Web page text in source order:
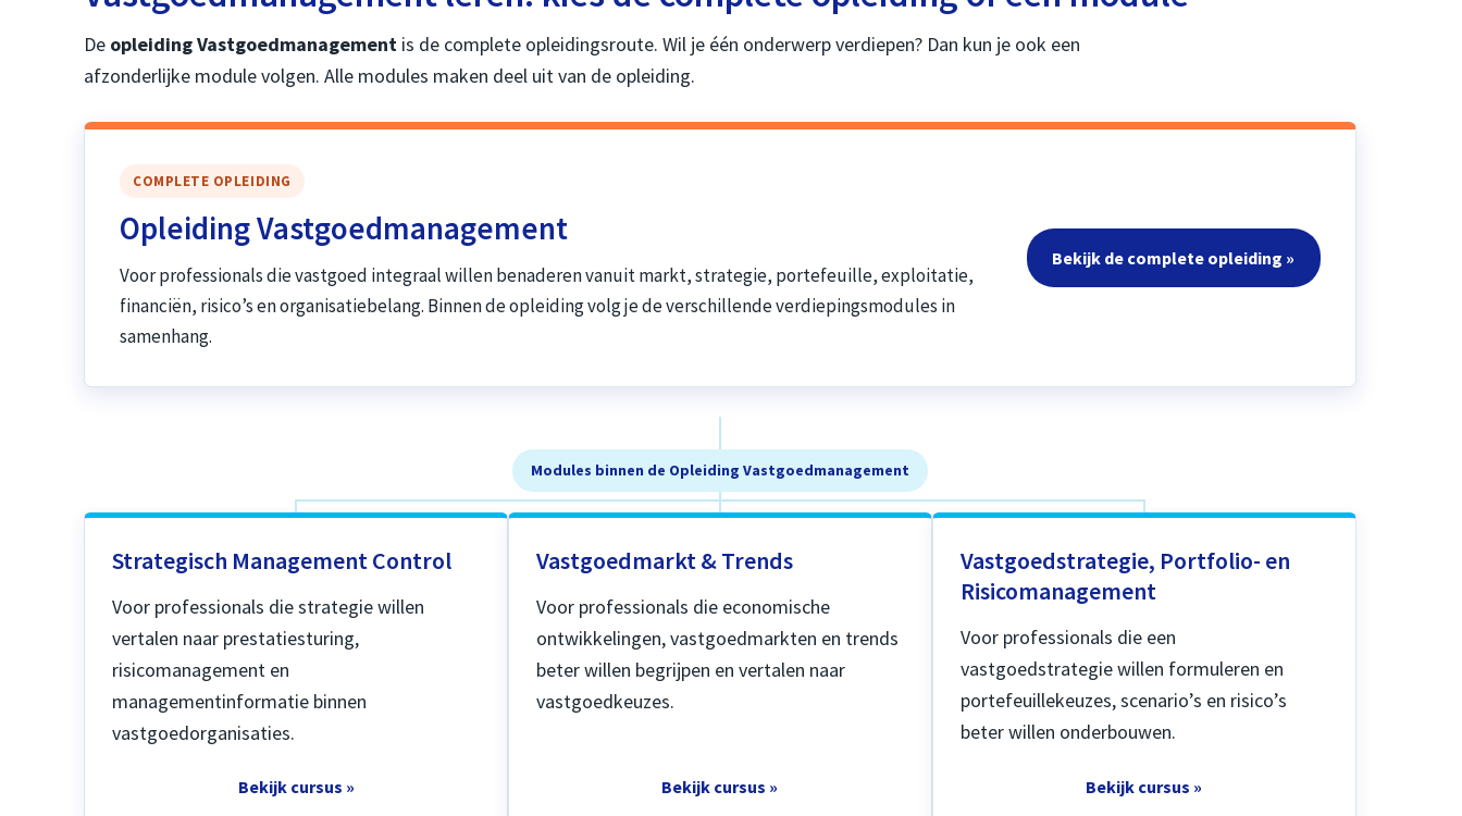
De opleiding Vastgoedmanagement is de complete opleidingsroute. Wil je één onderwerp verdiepen? Dan kun je ook een
afzonderlijke module volgen. Alle modules maken deel uit van de opleiding.
COMPLETE OPLEIDING
Opleiding Vastgoedmanagement
Voor professionals die vastgoed integraal willen benaderen vanuit markt, strategie, portefeuille, exploitatie,
financiën, risico’s en organisatiebelang. Binnen de opleiding volg je de verschillende verdiepingsmodules in
samenhang.
Bekijk de complete opleiding »
Modules binnen de Opleiding Vastgoedmanagement
Strategisch Management Control
Voor professionals die strategie willen
vertalen naar prestatiesturing,
risicomanagement en
managementinformatie binnen
vastgoedorganisaties.
Bekijk cursus »
Vastgoedmarkt & Trends
Voor professionals die economische
ontwikkelingen, vastgoedmarkten en trends
beter willen begrijpen en vertalen naar
vastgoedkeuzes.
Bekijk cursus »
Vastgoedstrategie, Portfolio- en
Risicomanagement
Voor professionals die een
vastgoedstrategie willen formuleren en
portefeuillekeuzes, scenario’s en risico’s
beter willen onderbouwen.
Bekijk cursus »